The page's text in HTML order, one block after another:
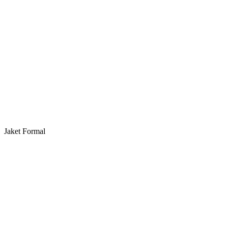
Jaket Formal